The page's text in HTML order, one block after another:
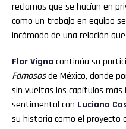
reclamos que se hacían en
como un trabajo en equipo
incómodo de una relación
FlorVigna continúa su
Famososde México, donde
sin vueltas los capítulos más
sentimental con Luciano
su historia como el proyecto